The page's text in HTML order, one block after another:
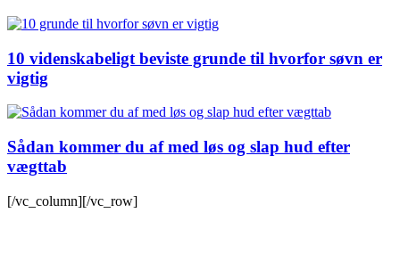
10 videnskabeligt beviste grunde til hvorfor søvn er
vigtig
Sådan kommer du af med løs og slap hud efter
vægttab
[/vc_column][/vc_row]